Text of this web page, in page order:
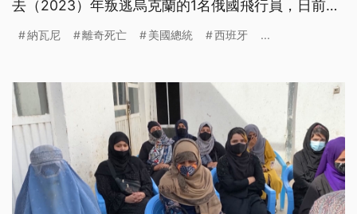
去（2023）年叛逃烏克蘭的1名俄國飛行員，日前被
謎團。
納瓦尼 離奇死亡 美國總統 西班牙 ...